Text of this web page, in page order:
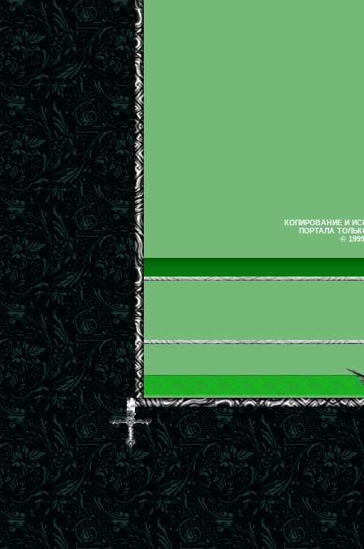
КОПИРОВАНИЕ И
ПОРТАЛА
©